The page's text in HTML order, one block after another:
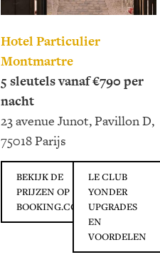
Hotel Particulier
Montmartre
5 sleutels vanaf €790 per
nacht
23 avenue Junot, Pavillon D,
75018 Parijs
BEKIJK DE
PRIJZEN OP
BOOKING.COM
LE CLUB
YONDER
UPGRADES
EN
VOORDELEN